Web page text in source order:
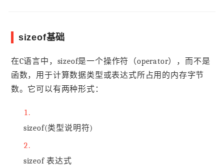
sizeof基础
在C语言中，sizeof是一个操作符（operator），而不是
函数，用于计算数据类型或表达式所占用的内存字节
数。它可以有两种形式：
sizeof(类型说明符)
sizeof 表达式